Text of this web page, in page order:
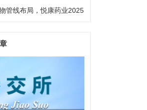
管线布局，悦康药业2025